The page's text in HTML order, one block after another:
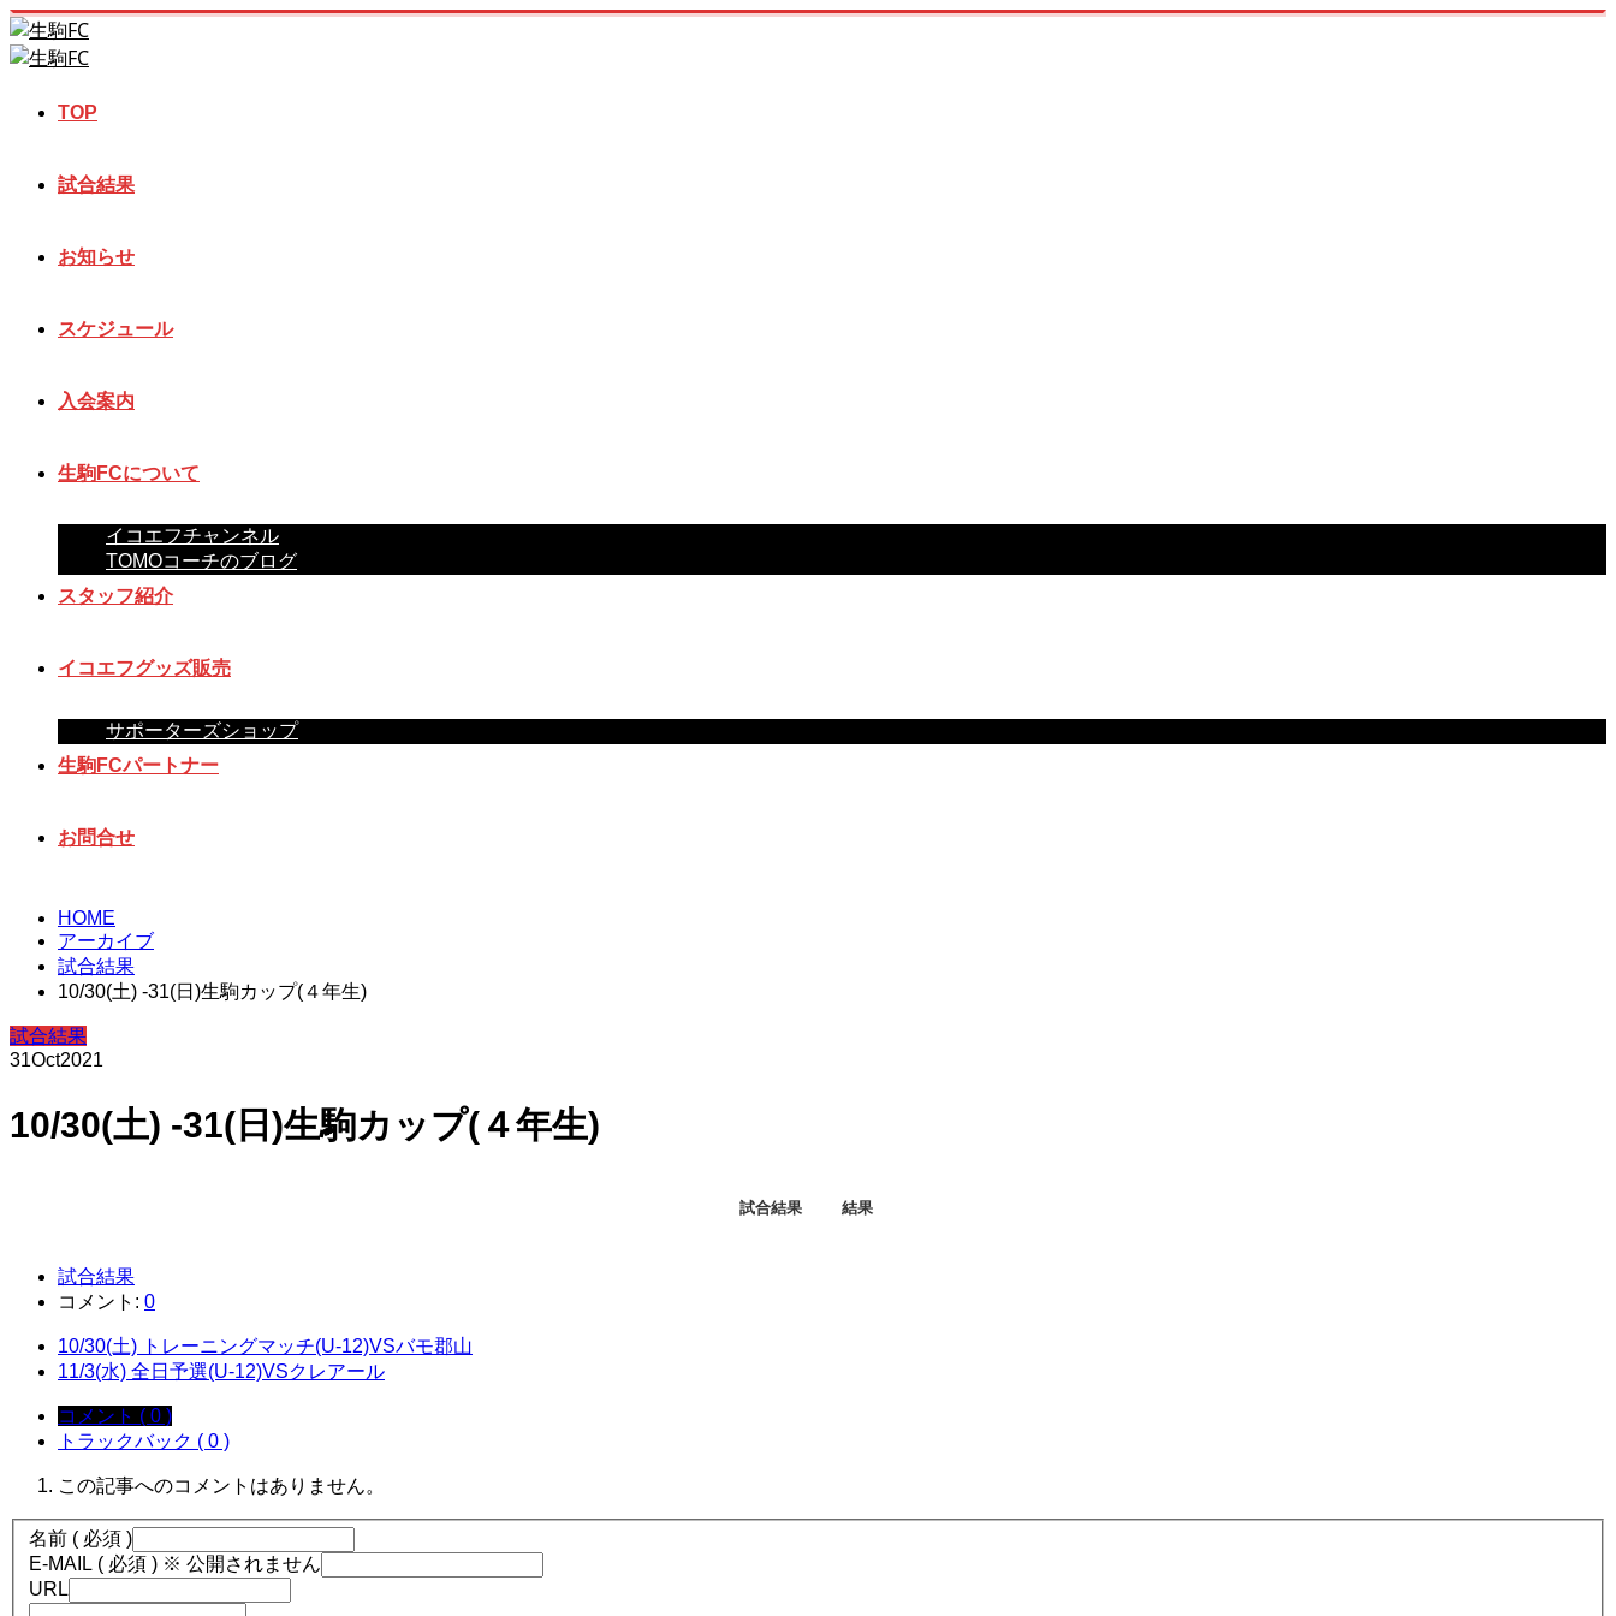
TOP
試合結果
お知らせ
スケジュール
入会案内
生駒FCについて
イコエフチャンネル
TOMOコーチのブログ
スタッフ紹介
イコエフグッズ販売
サポーターズショップ
生駒FCパートナー
お問合せ
HOME
アーカイブ
試合結果
10/30(土) -31(日)生駒カップ(４年生)
試合結果
31Oct2021
10/30(土) -31(日)生駒カップ(４年生)
試合結果 結果
試合結果
コメント: 0
10/30(土) トレーニングマッチ(U-12)VSバモ郡山
11/3(水) 全日予選(U-12)VSクレアール
コメント ( 0 )
トラックバック ( 0 )
この記事へのコメントはありません。
名前 ( 必須 )
E-MAIL ( 必須 ) ※ 公開されません
URL